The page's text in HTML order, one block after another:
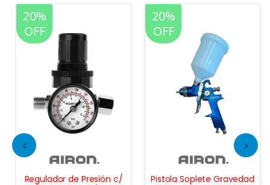
20%
OFF
Regulador de Presión c/
20%
OFF
Pistola Soplete Gravedad